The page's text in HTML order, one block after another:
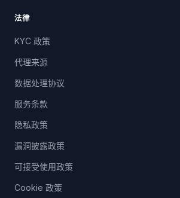
法律
KYC 政策
代理来源
数据处理协议
服务条款
隐私政策
漏洞披露政策
可接受使用政策
Cookie 政策